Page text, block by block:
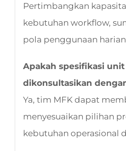
Pertimbangkan
kebutuhan workflow,
pola penggunaan
Apakah spesifikasi unit
dikonsultasikan
Ya, tim MFK dapat
menyesuaikan pilihan
kebutuhan operasional